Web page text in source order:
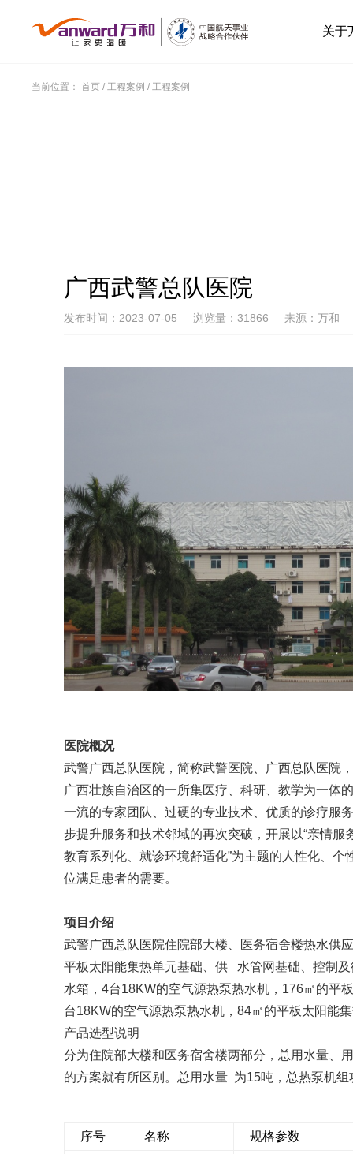
关于
当前位置：首页 /工程案例 /工程案例
广西武警总队医院
发布时间：2023-07-05 浏览量：31866 来源：万和
医院概况
武警广西总队医院 ，简称武警医院、广西总队医院
广西壮族自治区的一所集医疗 科研、 教学为一体
一流的专家团队、过硬的专业技术、优质的诊疗服
步提升服务和技术邻域的再次突破，开展以“亲情
教育系列化、就诊环境舒适化”为主题的人性化、
位满足患者的需要。
项目介绍
武警广西总队医院住院部大楼、医务宿舍楼热水供
平板太阳能集热单元基础、供 水管网基础、控制
水箱，4台18KW的空气源热泵热水机，176㎡的
台18KW的空气源热泵热水机，84㎡的平板太阳能
产品选型说明
分为住院部大楼和医务宿舍楼两部分，总用水量、
的方案就有所区别。总用水量 为15吨，总热泵机
序号 名称 规格参数